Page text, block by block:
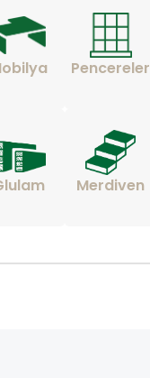
Pencereler
Merdiven